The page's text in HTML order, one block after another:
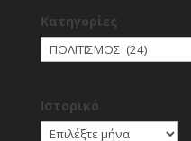
Kατηγορίες
Kατηγορίες
Ιστορικό
Ιστορικό